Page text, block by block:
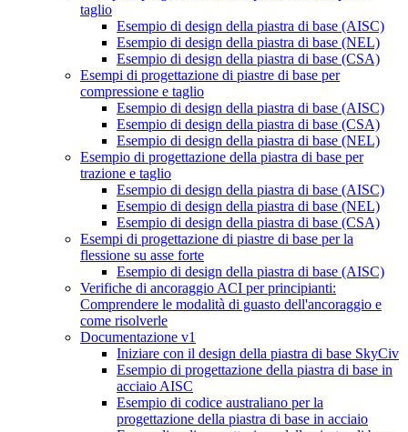
taglio
Esempio di design della piastra di base (AISC)
Esempio di design della piastra di base (NEL)
Esempio di design della piastra di base (CSA)
Esempi di progettazione di piastre di base per
compressione e taglio
Esempio di design della piastra di base (AISC)
Esempio di design della piastra di base (CSA)
Esempio di design della piastra di base (NEL)
Esempio di progettazione della piastra di base per
trazione e taglio
Esempio di design della piastra di base (AISC)
Esempio di design della piastra di base (NEL)
Esempio di design della piastra di base (CSA)
Esempi di progettazione di piastre di base per la
flessione su asse forte
Esempio di design della piastra di base (AISC)
Verifiche di ancoraggio ACI per principianti:
Comprendere le modalità di guasto dell'ancoraggio e
come risolverle
Documentazione v1
Iniziare con il design della piastra di base SkyCiv
Esempio di progettazione della piastra di base in
acciaio AISC
Esempio di codice australiano per la
progettazione della piastra di base in acciaio